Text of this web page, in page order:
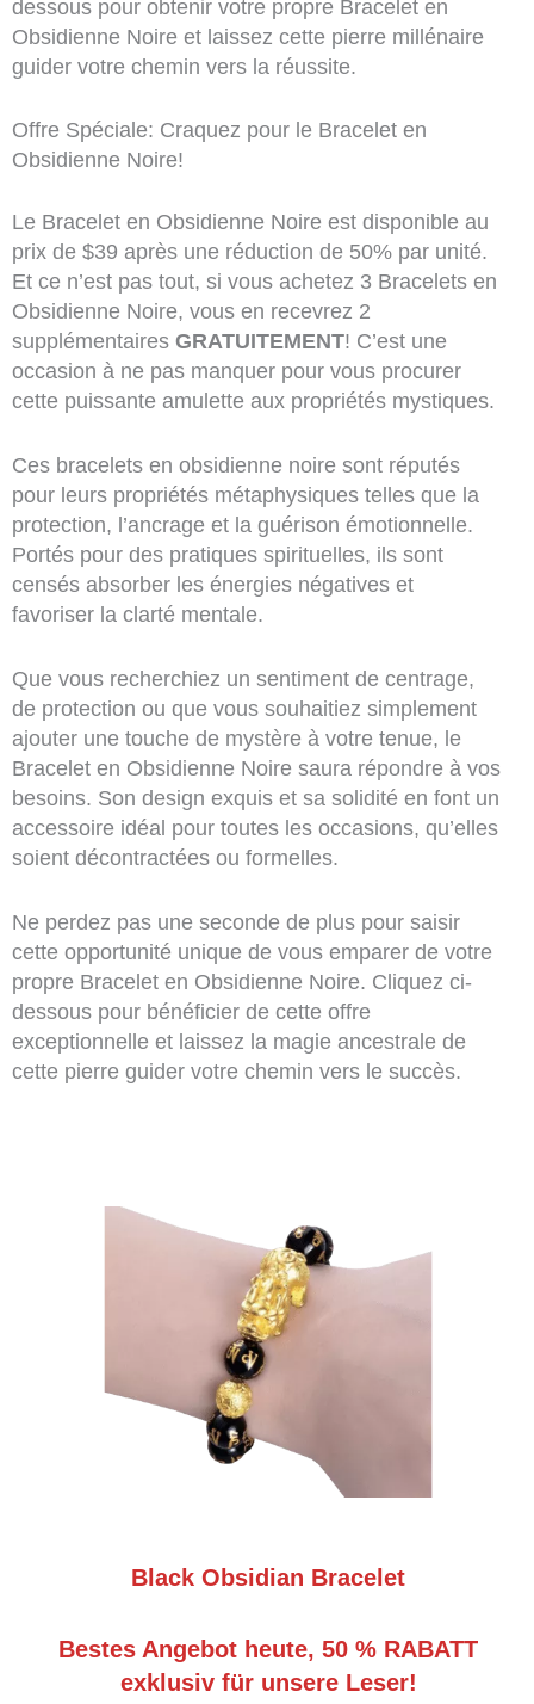
dessous pour obtenir votre propre Bracelet en
Obsidienne Noire et laissez cette pierre millénaire
guider votre chemin vers la réussite.
Offre Spéciale: Craquez pour le Bracelet en
Obsidienne Noire!
Le Bracelet en Obsidienne Noire est disponible au
prix de $39 après une réduction de 50% par unité.
Et ce n’est pas tout, si vous achetez 3 Bracelets en
Obsidienne Noire, vous en recevrez 2
supplémentaires GRATUITEMENT! C’est une
occasion à ne pas manquer pour vous procurer
cette puissante amulette aux propriétés mystiques.
Ces bracelets en obsidienne noire sont réputés
pour leurs propriétés métaphysiques telles que la
protection, l’ancrage et la guérison émotionnelle.
Portés pour des pratiques spirituelles, ils sont
censés absorber les énergies négatives et
favoriser la clarté mentale.
Que vous recherchiez un sentiment de centrage,
de protection ou que vous souhaitiez simplement
ajouter une touche de mystère à votre tenue, le
Bracelet en Obsidienne Noire saura répondre à vos
besoins. Son design exquis et sa solidité en font un
accessoire idéal pour toutes les occasions, qu’elles
soient décontractées ou formelles.
Ne perdez pas une seconde de plus pour saisir
cette opportunité unique de vous emparer de votre
propre Bracelet en Obsidienne Noire. Cliquez ci-
dessous pour bénéficier de cette offre
exceptionnelle et laissez la magie ancestrale de
cette pierre guider votre chemin vers le succès.
Black Obsidian Bracelet
Bestes Angebot heute, 50 % RABATT
exklusiv für unsere Leser!